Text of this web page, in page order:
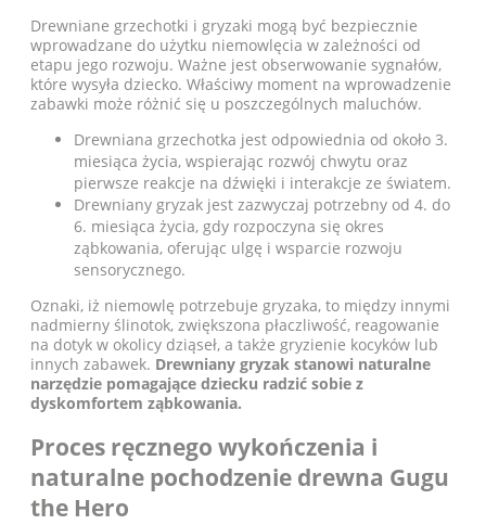
Drewniane grzechotki i gryzaki mogą być bezpiecznie
wprowadzane do użytku niemowlęcia w zależności od
etapu jego rozwoju. Ważne jest obserwowanie sygnałów,
które wysyła dziecko. Właściwy moment na wprowadzenie
zabawki może różnić się u poszczególnych maluchów.
Drewniana grzechotka jest odpowiednia od około 3.
miesiąca życia, wspierając rozwój chwytu oraz
pierwsze reakcje na dźwięki i interakcje ze światem.
Drewniany gryzak jest zazwyczaj potrzebny od 4. do
6. miesiąca życia, gdy rozpoczyna się okres
ząbkowania, oferując ulgę i wsparcie rozwoju
sensorycznego.
Oznaki, iż niemowlę potrzebuje gryzaka, to między innymi
nadmierny ślinotok, zwiększona płaczliwość, reagowanie
na dotyk w okolicy dziąseł, a także gryzienie kocyków lub
innych zabawek. Drewniany gryzak stanowi naturalne
narzędzie pomagające dziecku radzić sobie z
dyskomfortem ząbkowania.
Proces ręcznego wykończenia i
naturalne pochodzenie drewna Gugu
the Hero